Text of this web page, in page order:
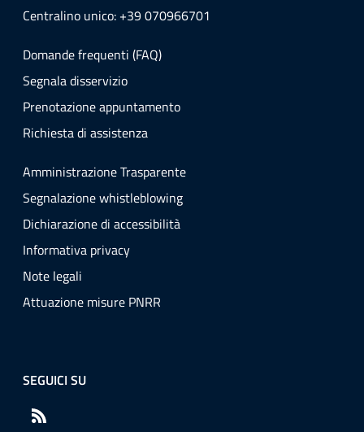
Centralino unico: +39 070966701
Domande frequenti (FAQ)
Segnala disservizio
Prenotazione appuntamento
Richiesta di assistenza
Amministrazione Trasparente
Segnalazione whistleblowing
Dichiarazione di accessibilità
Informativa privacy
Note legali
Attuazione misure PNRR
SEGUICI SU